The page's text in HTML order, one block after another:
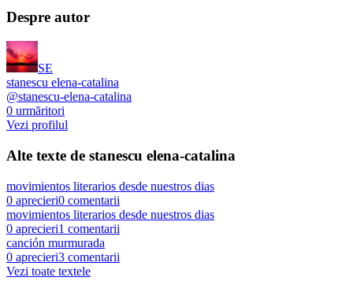
Despre autor
SE
stanescu elena-catalina
@stanescu-elena-catalina
0 urmăritori
Vezi profilul
Alte texte de stanescu elena-catalina
movimientos literarios desde nuestros dias
0 aprecieri0 comentarii
movimientos literarios desde nuestros dias
0 aprecieri1 comentarii
canción murmurada
0 aprecieri3 comentarii
Vezi toate textele